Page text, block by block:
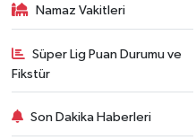
Namaz Vakitleri
Süper Lig Puan Durumu ve
Fikstür
Son Dakika Haberleri